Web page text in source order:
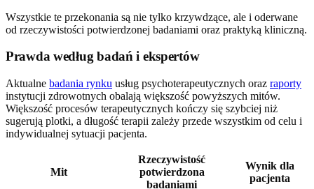
Wszystkie te przekonania są nie tylko krzywdzące, ale i oderwane
od rzeczywistości potwierdzonej badaniami oraz praktyką kliniczną.
Prawda według badań i ekspertów
Aktualne badania rynku usług psychoterapeutycznych oraz raporty
instytucji zdrowotnych obalają większość powyższych mitów.
Większość procesów terapeutycznych kończy się szybciej niż
sugerują plotki, a długość terapii zależy przede wszystkim od celu i
indywidualnej sytuacji pacjenta.
Mit
Rzeczywistość
potwierdzona
badaniami
Wynik dla
pacjenta